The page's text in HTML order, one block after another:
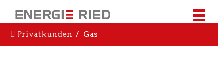
Privatkunden Gas